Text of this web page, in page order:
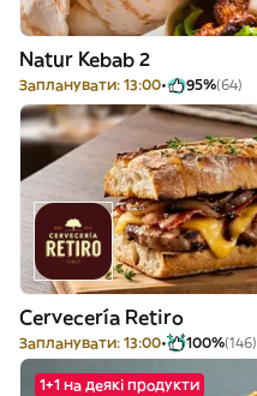
Natur Kebab 2
Запланувати: 13:00 95%(64)
Cervecería Retiro
Запланувати: 13:00 100%(146)
1+1 на деякі продукти